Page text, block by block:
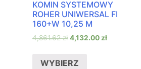
KOMIN SYSTEMOWY
ROHER UNIWERSAL FI
160+W 10,25 M
4,861.62zł 4,132.00 zł
WYBIERZ